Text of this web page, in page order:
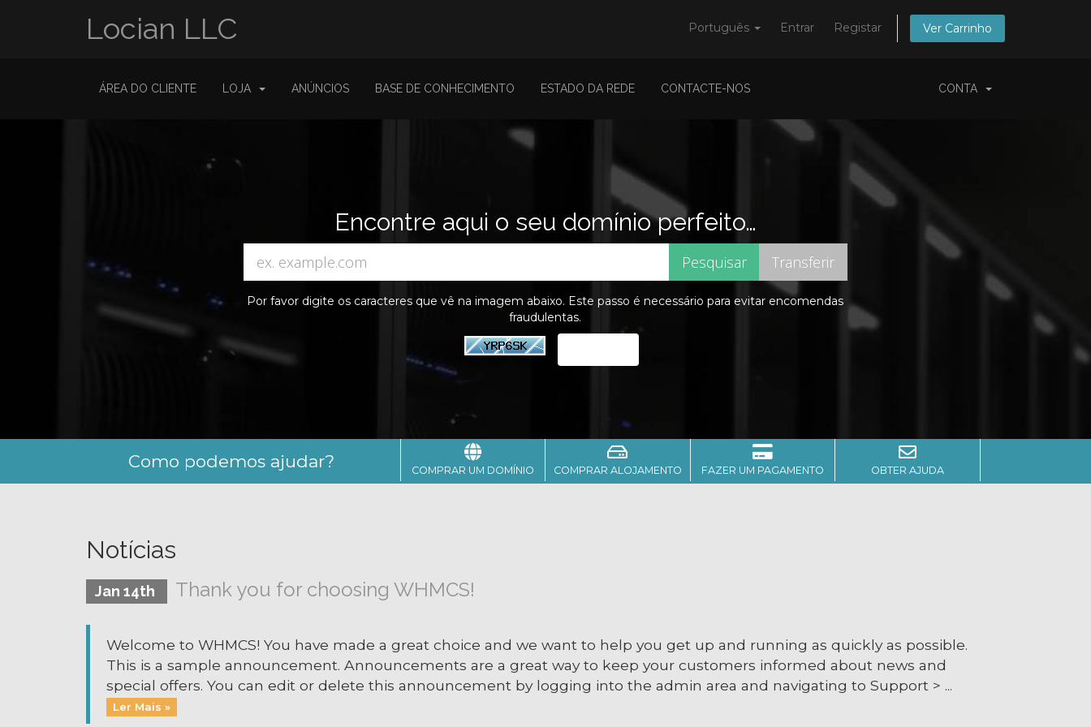
Português Entrar Registar Ver Carrinho
Locian LLC
ÁREA DO CLIENTE LOJA ANÚNCIOS BASE DE CONHECIMENTO ESTADO DA REDE CONTACTE-NOS CONTA
Encontre aqui o seu domínio perfeito…
Por favor digite os caracteres que vê na imagem abaixo. Este passo é necessário para evitar encomendas
fraudulentas.
Como podemos ajudar? COMPRAR UM DOMÍNIO COMPRAR ALOJAMENTO FAZER UM PAGAMENTO OBTER AJUDA
Notícias
Jan 14th Thank you for choosing WHMCS!
Welcome to WHMCS! You have made a great choice and we want to help you get up and running as quickly as possible.
This is a sample announcement. Announcements are a great way to keep your customers informed about news and
special offers. You can edit or delete this announcement by logging into the admin area and navigating to Support > ...
Ler Mais »